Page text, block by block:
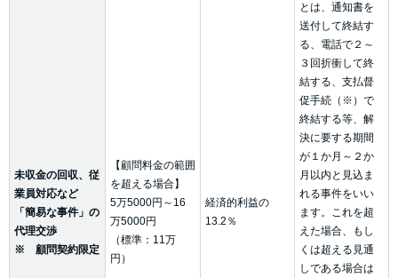
未収金の回収、従
業員対応など
「簡易な事件」の
代理交渉
※ 顧問契約限定
【顧問料金の範囲
を超える場合】
5万5000円～16
万5000円
（標準：11万
円）
経済的利益の
13.2％
とは、通知書を
送付して終結す
る、電話で２～
３回折衝して終
結する、支払督
促手続（※）で
終結する等、解
決に要する期間
が１か月～２か
月以内と見込ま
れる事件をいい
ます。これを超
えた場合、もし
くは超える見通
しである場合は